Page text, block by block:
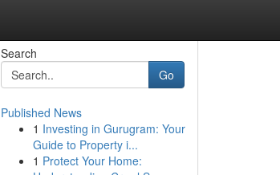
Search
Go
Published News
1 Investing in Gurugram: Your
Guide to Property i...
1 Protect Your Home: